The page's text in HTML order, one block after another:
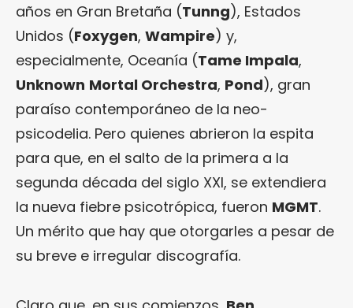
años en Gran Bretaña (Tunng), Estados
Unidos (Foxygen, Wampire) y,
especialmente, Oceanía (Tame Impala,
Unknown Mortal Orchestra, Pond), gran
paraíso contemporáneo de la neo-
psicodelia. Pero quienes abrieron la espita
para que, en el salto de la primera a la
segunda década del siglo XXI, se extendiera
la nueva fiebre psicotrópica, fueron MGMT.
Un mérito que hay que otorgarles a pesar de
su breve e irregular discografía.